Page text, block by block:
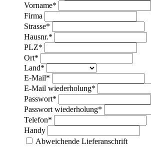
Vorname*
Firma
Strasse*
Hausnr.*
PLZ*
Ort*
Land*
E-Mail*
E-Mail wiederholung*
Passwort*
Passwort wiederholung*
Telefon*
Handy
Abweichende Lieferanschrift